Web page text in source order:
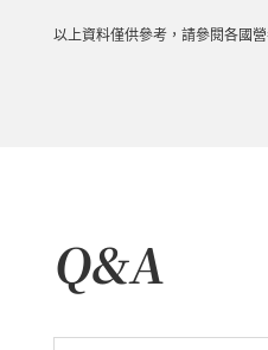
以上資料僅供參考，請參閱各國
Q&A